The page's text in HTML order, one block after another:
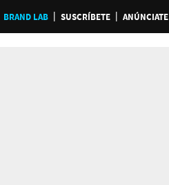
BRAND LAB SUSCRÍBETE ANÚNCIATE